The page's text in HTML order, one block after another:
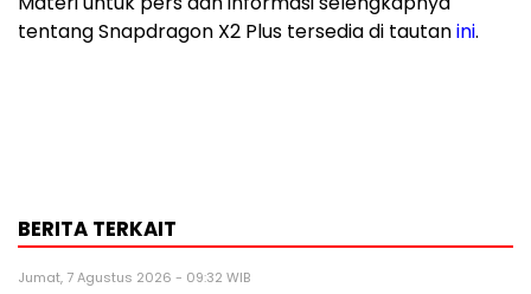
tentang Snapdragon X2 Plus tersedia di tautanini.
BERITA TERKAIT
Jumat, 7 Agustus 2026 - 09:32 WIB